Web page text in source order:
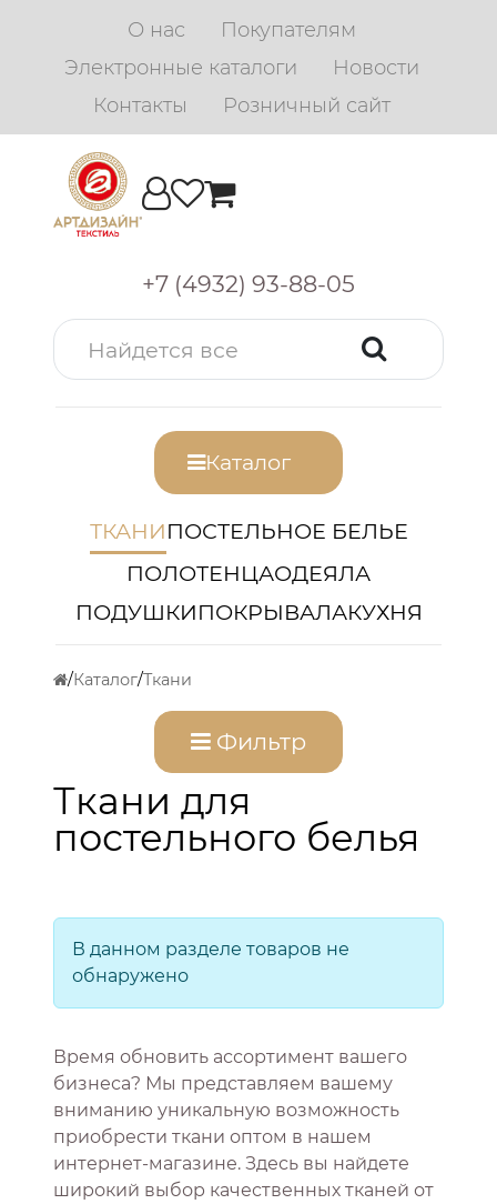
О нас
Покупателям
Электронные каталоги
Новости
Контакты
Розничный сайт
+7 (4932) 93-88-05
Каталог
ТКАНИПОСТЕЛЬНОЕ БЕЛЬЕ
ПОЛОТЕНЦАОДЕЯЛА
ПОДУШКИПОКРЫВАЛАКУХНЯ
Каталог Ткани
Фильтр
Ткани для
постельного белья
В данном разделе товаров не
обнаружено
Время обновить ассортимент вашего
бизнеса? Мы представляем вашему
вниманию уникальную возможность
приобрести ткани оптом в нашем
интернет-магазине. Здесь вы найдете
широкий выбор качественных тканей от